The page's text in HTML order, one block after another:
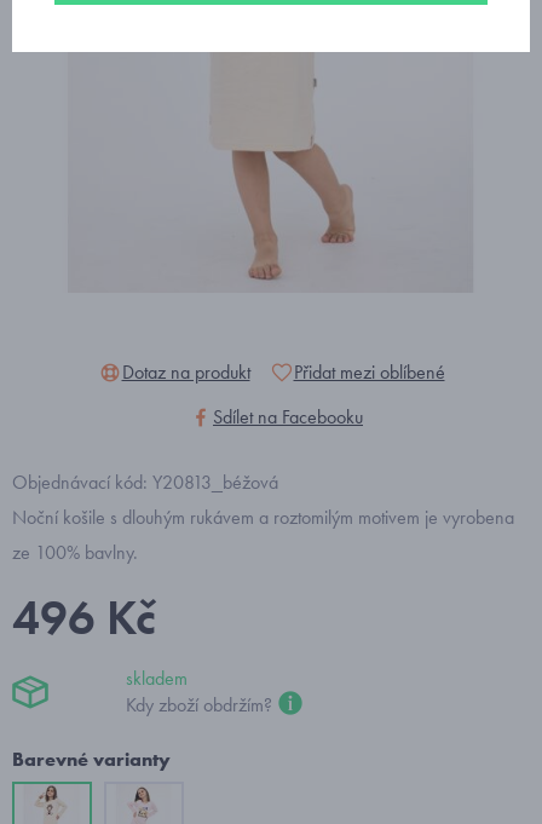
Dotaz na produkt
Přidat mezi oblíbené
Sdílet na Facebooku
Objednávací kód: Y20813_béžová
Noční košile s dlouhým rukávem a roztomilým motivem je vyrobena
ze 100% bavlny.
496 Kč
skladem
Kdy zboží obdržím?
Barevné varianty